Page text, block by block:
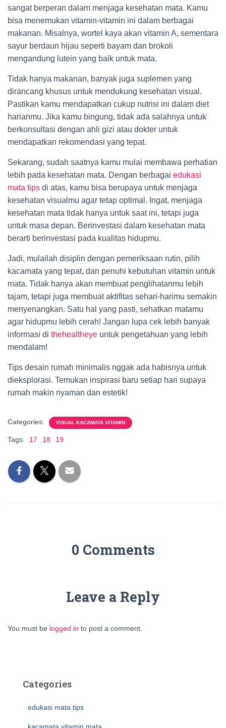
sangat berperan dalam menjaga kesehatan mata. Kamu
bisa menemukan vitamin-vitamin ini dalam berbagai
makanan. Misalnya, wortel kaya akan vitamin A, sementara
sayur berdaun hijau seperti bayam dan brokoli
mengandung lutein yang baik untuk mata.
Tidak hanya makanan, banyak juga suplemen yang
dirancang khusus untuk mendukung kesehatan visual.
Pastikan kamu mendapatkan cukup nutrisi ini dalam diet
harianmu. Jika kamu bingung, tidak ada salahnya untuk
berkonsultasi dengan ahli gizi atau dokter untuk
mendapatkan rekomendasi yang tepat.
Sekarang, sudah saatnya kamu mulai membawa perhatian
lebih pada kesehatan mata. Dengan berbagai edukasi
mata tips di atas, kamu bisa berupaya untuk menjaga
kesehatan visualmu agar tetap optimal. Ingat, menjaga
kesehatan mata tidak hanya untuk saat ini, tetapi juga
untuk masa depan. Berinvestasi dalam kesehatan mata
berarti berinvestasi pada kualitas hidupmu.
Jadi, mulailah disiplin dengan pemeriksaan rutin, pilih
kacamata yang tepat, dan penuhi kebutuhan vitamin untuk
mata. Tidak hanya akan membuat penglihatanmu lebih
tajam, tetapi juga membuat aktifitas sehari-harimu semakin
menyenangkan. Satu hal yang pasti, sehatkan matamu
agar hidupmu lebih cerah! Jangan lupa cek lebih banyak
informasi di thehealtheye untuk pengetahuan yang lebih
mendalam!
Tips desain rumah minimalis nggak ada habisnya untuk
dieksplorasi. Temukan inspirasi baru setiap hari supaya
rumah makin nyaman dan estetik!
Categories: VISUAL KACAMATA VITAMIN
Tags: 17 18 19
0 Comments
Leave a Reply
You must be logged in to post a comment.
Categories
edukasi mata tips